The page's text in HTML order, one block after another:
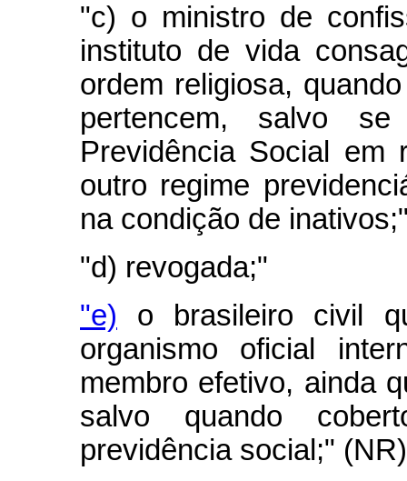
"c) o ministro de
instituto de vida
ordem religiosa,
pertencem, salvo se
Previdência Social em
outro regime
na condição de
"d) revogada;"
"e) o brasileiro civil
organismo oficial
membro efetivo, ainda
salvo quando
previdência social;" (NR)